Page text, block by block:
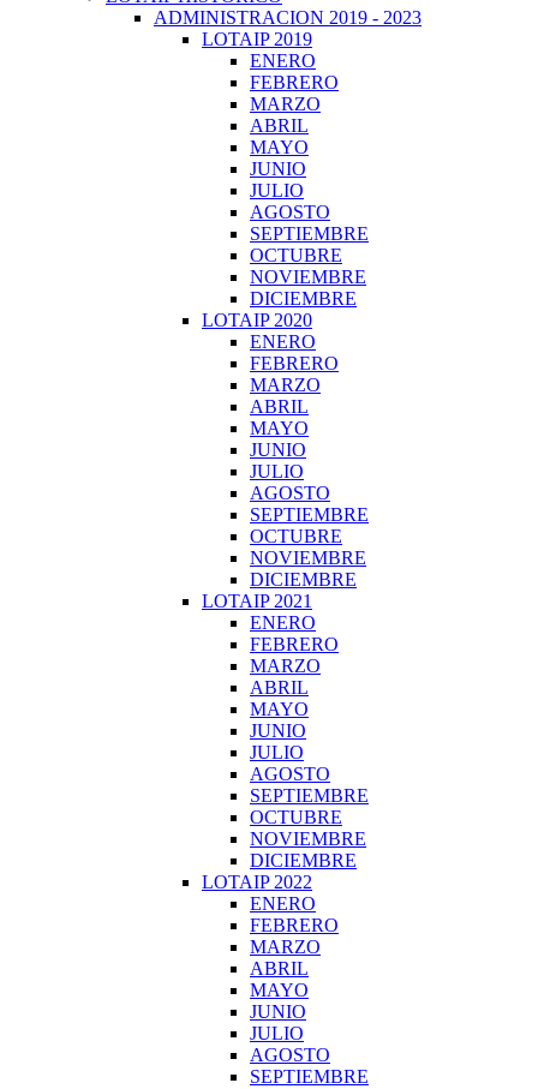
ADMINISTRACION 2019 - 2023
LOTAIP 2019
ENERO
FEBRERO
MARZO
ABRIL
MAYO
JUNIO
JULIO
AGOSTO
SEPTIEMBRE
OCTUBRE
NOVIEMBRE
DICIEMBRE
LOTAIP 2020
ENERO
FEBRERO
MARZO
ABRIL
MAYO
JUNIO
JULIO
AGOSTO
SEPTIEMBRE
OCTUBRE
NOVIEMBRE
DICIEMBRE
LOTAIP 2021
ENERO
FEBRERO
MARZO
ABRIL
MAYO
JUNIO
JULIO
AGOSTO
SEPTIEMBRE
OCTUBRE
NOVIEMBRE
DICIEMBRE
LOTAIP 2022
ENERO
FEBRERO
MARZO
ABRIL
MAYO
JUNIO
JULIO
AGOSTO
SEPTIEMBRE